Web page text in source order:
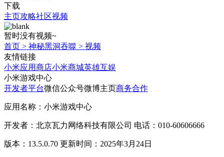
下载
主页攻略社区视频
暂时没有视频~
首页 > 神秘黑洞吞噬 > 视频
友情链接
小米应用商店小米商城英雄互娱
小米游戏中心
开发者平台微信公众号微博主页商务合作
应用名称：小米游戏中心
开发者：北京瓦力网络科技有限公司 电话：010-60606666
版本：13.5.0.70 更新时间：2025年3月24日